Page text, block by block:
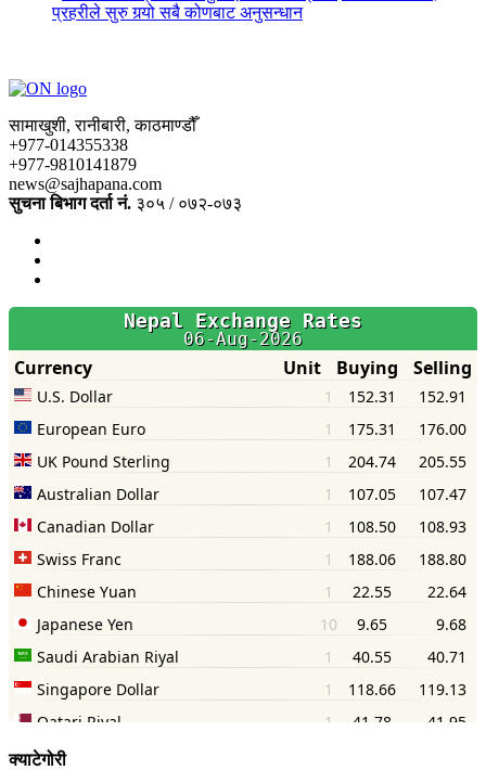
प्रहरीले सुरु गर्‍यो सबै कोणबाट अनुसन्धान
सामाखुशी, रानीबारी, काठमाण्डौँ
+977-014355338
+977-9810141879
news@sajhapana.com
सुचना बिभाग दर्ता नं. ३०५ / ०७२-०७३
क्याटेगोरी